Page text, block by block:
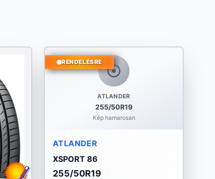
ATLANDER
255/50R19
Kép hamarosan
RENDELÉSRE
ATLANDER
XSPORT 86
255/50R19